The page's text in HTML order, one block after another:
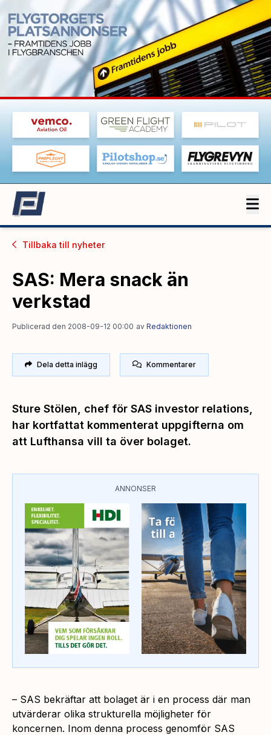
Tillbaka till nyheter
SAS: Mera snack än
verkstad
Publicerad den 2008-09-12 00:00 av Redaktionen
Dela detta inlägg Kommentarer
Sture Stölen, chef för SAS investor relations,
har kortfattat kommenterat uppgifterna om
att Lufthansa vill ta över bolaget.
ANNONSER
– SAS bekräftar att bolaget är i en process där man
utvärderar olika strukturella möjligheter för
koncernen. Inom denna process genomför SAS